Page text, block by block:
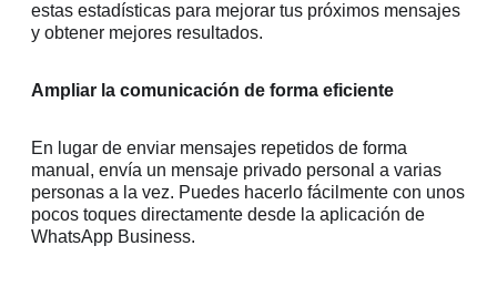
estas estadísticas para mejorar tus próximos mensajes
y obtener mejores resultados.
Ampliar la comunicación de forma eficiente
En lugar de enviar mensajes repetidos de forma
manual, envía un mensaje privado personal a varias
personas a la vez. Puedes hacerlo fácilmente con unos
pocos toques directamente desde la aplicación de
WhatsApp Business.